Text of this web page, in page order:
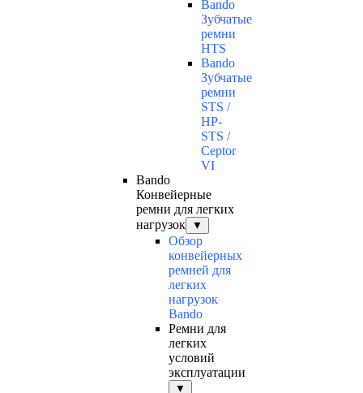
Bando
Зубчатые
ремни
HTS
Bando
Зубчатые
ремни
STS /
HP-
STS /
Ceptor
VI
Bando
Конвейерные
ремни для легких
нагрузок
▼
Обзор
конвейерных
ремней для
легких
нагрузок
Bando
Ремни для
легких
условий
эксплуатации
▼